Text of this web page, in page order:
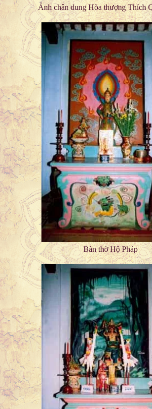
Ảnh chân dung Hòa thượng Thích
Bàn thờ Hộ Pháp